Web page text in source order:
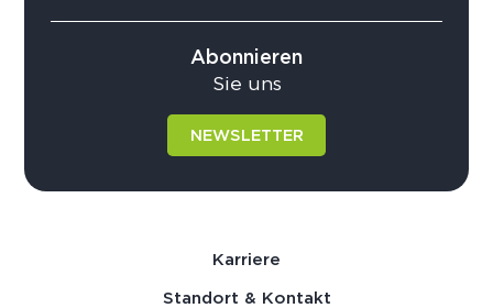
Abonnieren
Sie uns
NEWSLETTER
Karriere
Standort & Kontakt